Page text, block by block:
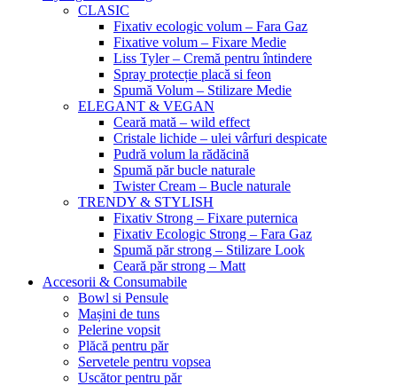
CLASIC
Fixativ ecologic volum – Fara Gaz
Fixative volum – Fixare Medie
Liss Tyler – Cremă pentru întindere
Spray protecție placă si feon
Spumă Volum – Stilizare Medie
ELEGANT & VEGAN
Ceară mată – wild effect
Cristale lichide – ulei vârfuri despicate
Pudră volum la rădăcină
Spumă păr bucle naturale
Twister Cream – Bucle naturale
TRENDY & STYLISH
Fixativ Strong – Fixare puternica
Fixativ Ecologic Strong – Fara Gaz
Spumă păr strong – Stilizare Look
Ceară păr strong – Matt
Accesorii & Consumabile
Bowl si Pensule
Mașini de tuns
Pelerine vopsit
Plăcă pentru păr
Servetele pentru vopsea
Uscător pentru păr